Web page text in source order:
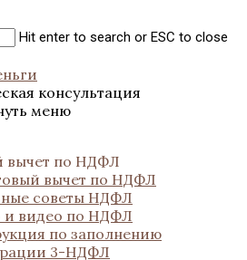
Hit enter to search or ESC to close
консультация
меню
вычет по НДФЛ
вычет по НДФЛ
советы НДФЛ
и видео по НДФЛ
по заполнению
3-НДФЛ